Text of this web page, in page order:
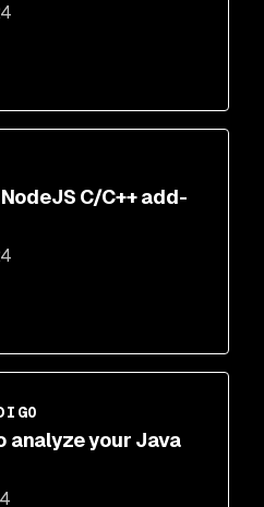
C/C++ add-
analyze your Java